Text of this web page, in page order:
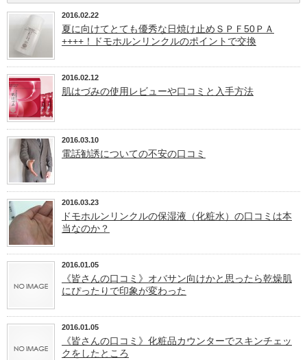
2016.02.22
夏に向けてとても優秀な日焼け止めＳＰＦ50ＰＡ
++++！ドモホルンリンクルのポイントで交換
2016.02.12
肌はづみの使用レビューや口コミと入手方法
2016.03.10
電話勧誘についての不安の口コミ
2016.03.23
ドモホルンリンクルの保湿液（化粧水）の口コミは本
当なのか？
2016.01.05
《皆さんの口コミ》オバサン向けかと思ったら乾燥肌
にぴったりで印象が変わった
2016.01.05
《皆さんの口コミ》化粧品カウンターでスキンチェッ
クをしたところ